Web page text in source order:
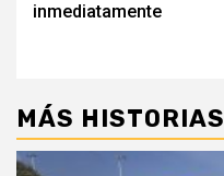
inmediatamente
MÁS HISTORIAS